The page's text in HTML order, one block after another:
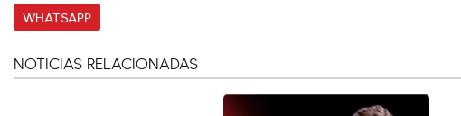
WHATSAPP
NOTICIAS RELACIONADAS